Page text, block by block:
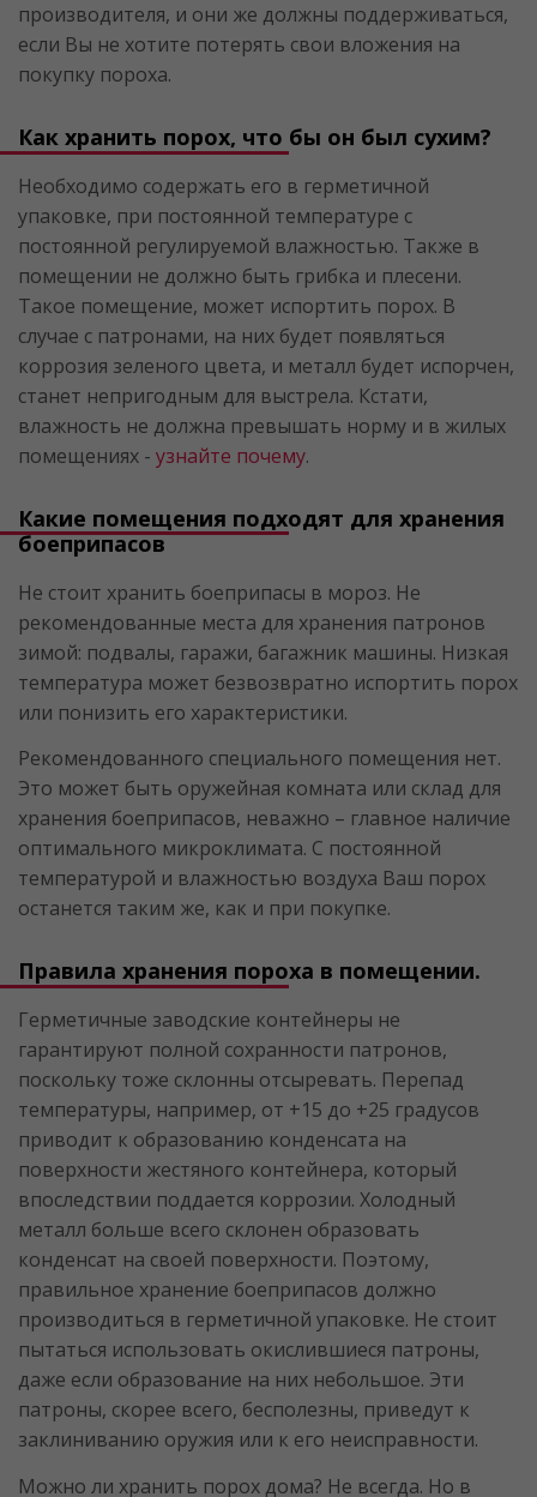
производителя, и они же должны поддерживаться,
если Вы не хотите потерять свои вложения на
покупку пороха.
Как хранить порох, что бы он был сухим?
Необходимо содержать его в герметичной
упаковке, при постоянной температуре с
постоянной регулируемой влажностью. Также в
помещении не должно быть грибка и плесени.
Такое помещение, может испортить порох. В
случае с патронами, на них будет появляться
коррозия зеленого цвета, и металл будет испорчен,
станет непригодным для выстрела. Кстати,
влажность не должна превышать норму и в жилых
помещениях - узнайте почему.
Какие помещения подходят для хранения
боеприпасов
Не стоит хранить боеприпасы в мороз. Не
рекомендованные места для хранения патронов
зимой: подвалы, гаражи, багажник машины. Низкая
температура может безвозвратно испортить порох
или понизить его характеристики.
Рекомендованного специального помещения нет.
Это может быть оружейная комната или склад для
хранения боеприпасов, неважно – главное наличие
оптимального микроклимата. С постоянной
температурой и влажностью воздуха Ваш порох
останется таким же, как и при покупке.
Правила хранения пороха в помещении.
Герметичные заводские контейнеры не
гарантируют полной сохранности патронов,
поскольку тоже склонны отсыревать. Перепад
температуры, например, от +15 до +25 градусов
приводит к образованию конденсата на
поверхности жестяного контейнера, который
впоследствии поддается коррозии. Холодный
металл больше всего склонен образовать
конденсат на своей поверхности. Поэтому,
правильное хранение боеприпасов должно
производиться в герметичной упаковке. Не стоит
пытаться использовать окислившиеся патроны,
даже если образование на них небольшое. Эти
патроны, скорее всего, бесполезны, приведут к
заклиниванию оружия или к его неисправности.
Можно ли хранить порох дома? Не всегда. Но в